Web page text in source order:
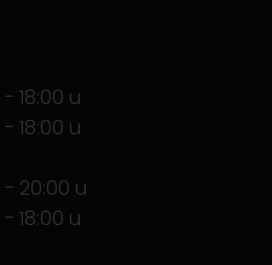
- 18:00 u
- 18:00 u
- 20:00 u
- 18:00 u